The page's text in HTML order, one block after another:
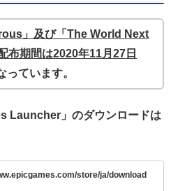
」及び「The World Next
布期間は2020年11月27 日
っています。
Launcher」のダウンロードは
store/ja/download